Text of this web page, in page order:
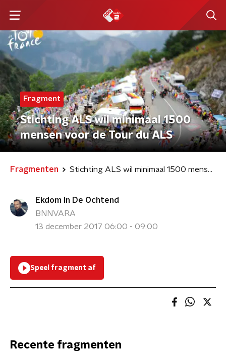
Fragment
Stichting ALS wil minimaal 1500
mensen voor de Tour du ALS
Fragmenten Stichting ALS wil minimaal 1500 mensen voor de Tour du ALS
Ekdom In De Ochtend
BNNVARA
13 december 2017 06:00 - 09:00
Speel fragment af
Recente fragmenten